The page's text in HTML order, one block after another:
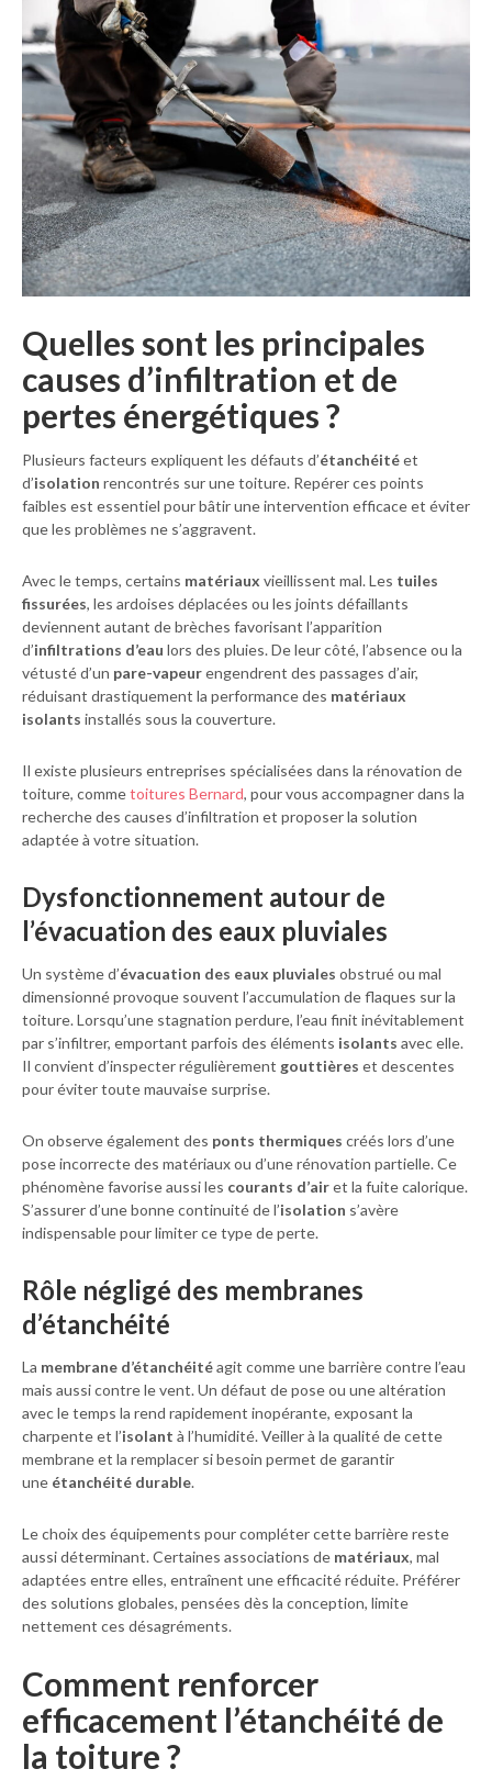
Quelles sont les principales
causes d’infiltration et de
pertes énergétiques ?
Plusieurs facteurs expliquent les défauts d’étanchéitéet
d’isolation rencontrés sur une toiture. Repérer ces points
faibles est essentiel pour bâtir une intervention efficace et éviter
que les problèmes ne s’aggravent.
Avec le temps, certains matériaux vieillissent mal. Les tuiles
fissurées, les ardoises déplacées ou les joints défaillants
deviennent autant de brèches favorisant l’apparition
d’infiltrations d’eau lors des pluies. De leur côté, l’absence ou la
vétusté d’un pare-vapeurengendrent des passages d’air,
réduisant drastiquement la performance des matériaux
isolants installés sous la couverture.
Il existe plusieurs entreprises spécialisées dans la rénovation de
toiture, commetoitures Bernard, pour vous accompagner dans la
recherche des causes d’infiltration et proposer la solution
adaptée à votre situation.
Dysfonctionnement autour de
l’évacuation des eaux pluviales
Un système d’évacuation des eaux pluviales obstrué ou mal
dimensionné provoque souvent l’accumulation de flaques sur la
toiture. Lorsqu’une stagnation perdure, l’eau finit inévitablement
par s’infiltrer, emportant parfois des éléments isolants avec elle.
Il convient d’inspecter régulièrement gouttières et descentes
pour éviter toute mauvaise surprise.
On observe également des ponts thermiques créés lors d’une
pose incorrecte des matériaux ou d’une rénovation partielle. Ce
phénomène favorise aussi les courants d’airet la fuite calorique.
S’assurer d’une bonne continuité de l’isolation s’avère
indispensable pour limiter ce type de perte.
Rôle négligé des membranes
d’étanchéité
La membrane d’étanchéitéagit comme une barrière contre l’eau
mais aussi contre le vent. Un défaut de pose ou une altération
avec le temps la rend rapidement inopérante, exposant la
charpente et l’isolant à l’humidité. Veiller à la qualité de cette
membrane et la remplacer si besoin permet de garantir
une étanchéité durable.
Le choix des équipements pour compléter cette barrière reste
aussi déterminant. Certaines associations de matériaux, mal
adaptées entre elles, entraînent une efficacité réduite. Préférer
des solutions globales, pensées dès la conception, limite
nettement ces désagréments.
Comment renforcer
efficacement l’étanchéité de
la toiture ?